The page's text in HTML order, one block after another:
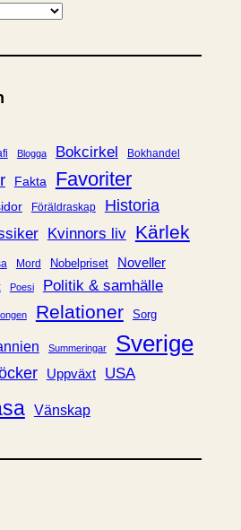
Blogga Bokcirkel Bokhandel
Fakta Favoriter
Föräldraskap Historia
Kvinnors liv Kärlek
Mord Nobelpriset Noveller
Poesi
Politik & samhälle
Relationer Sorg
Summeringar Sverige
Uppväxt USA
Vänskap